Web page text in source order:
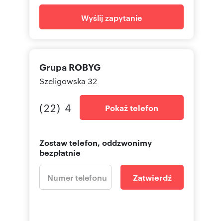
Wyślij zapytanie
Grupa ROBYG
Szeligowska 32
(22) 4 Pokaż telefon
Zostaw telefon, oddzwonimy
bezpłatnie
Zatwierdź